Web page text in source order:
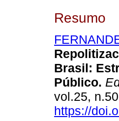
Resumo
Brasil:
Público.
vol.25,
https://